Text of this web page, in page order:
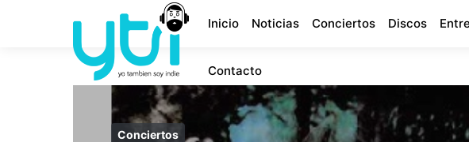
Inicio Noticias Conciertos Discos
Contacto
Conciertos